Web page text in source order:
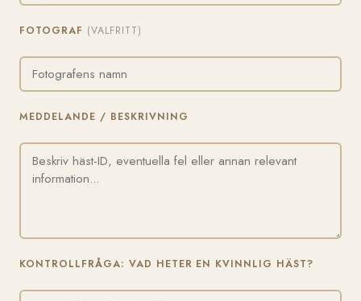
FOTOGRAF (VALFRITT)
MEDDELANDE / BESKRIVNING
KONTROLLFRÅGA: VAD HETER EN KVINNLIG HÄST?